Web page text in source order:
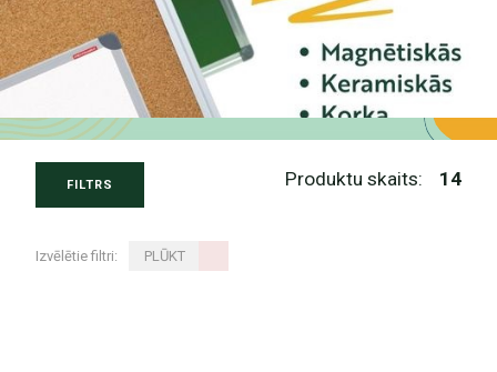
FILTRS Produktu skaits: 14
Izvēlētie filtri: PLŪKT